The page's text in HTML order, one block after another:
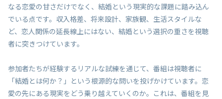
なる恋愛の甘さだけでなく、結婚という現実的な課題に踏み込ん
でいる点です。収入格差、将来設計、家族観、生活スタイルな
ど、恋人関係の延長線上にはない、結婚という選択の重さを視聴
者に突きつけています。
参加者たちが経験するリアルな試練を通じて、番組は視聴者に
「結婚とは何か？」という根源的な問いを投げかけています。恋
愛の先にある現実をどう乗り越えていくのか。これは、番組を見